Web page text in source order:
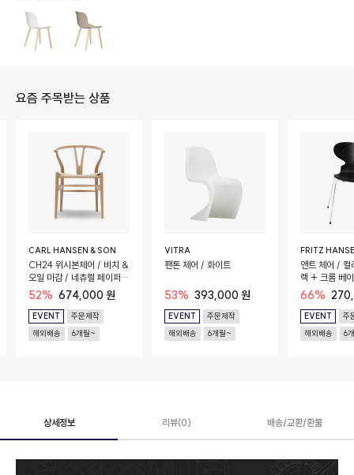
요즘 주목받는 상품
CARL HANSEN & SON
CH24 위시본체어 / 비치 &
오일 마감 / 네츄럴 페이퍼
코드 시트
52% 674,000 원
EVENT
주문제작
해외배송
6개월~
VITRA
팬톤 체어 / 화이트
53% 393,000 원
EVENT
주문제작
해외배송
6개월~
FRITZ
앤트 체어 /
랙 + 크롬 베
66%
EVENT
주
해외배송
6
상세정보 리뷰(0) 배송/교환/환불